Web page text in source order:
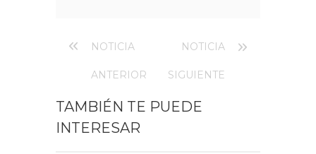
NOTICIA
ANTERIOR
NOTICIA
SIGUIENTE
TAMBIÉN TE PUEDE
INTERESAR